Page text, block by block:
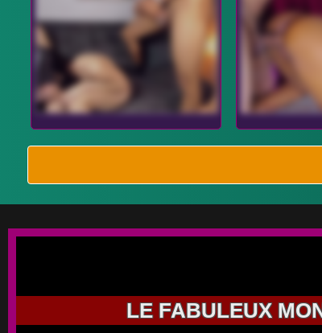
LE FABULEUX